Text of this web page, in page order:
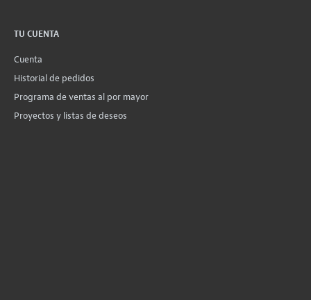
TU CUENTA
Cuenta
Historial de pedidos
Programa de ventas al por mayor
Proyectos y listas de deseos